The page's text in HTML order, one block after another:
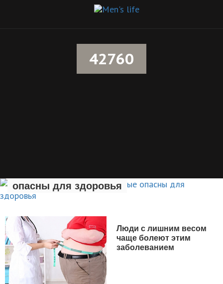
42760
опасны для здоровья
Люди с лишним весом
чаще болеют этим
заболеванием